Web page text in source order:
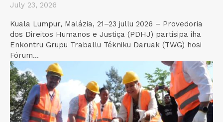
July 23, 2026
Kuala Lumpur, Malázia, 21–23 jullu 2026 – Provedoria
dos Direitos Humanos e Justiça (PDHJ) partisipa iha
Enkontru Grupu Traballu Tékniku Daruak (TWG) hosi
Fórum...